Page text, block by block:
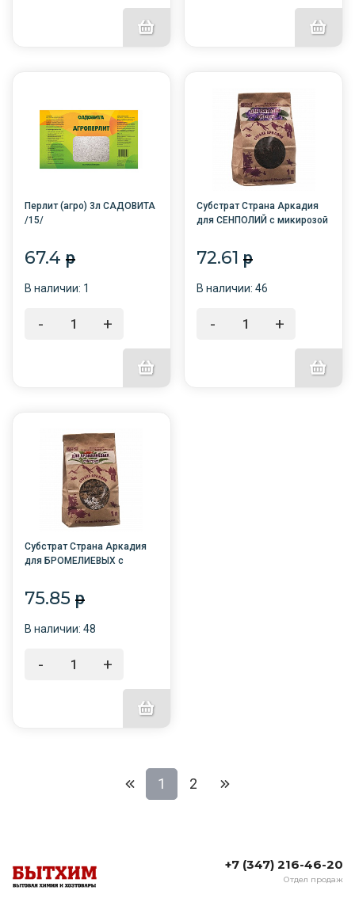
Перлит (агро) 3л САДОВИТА
/15/
67.4 p
В наличии: 1
- +
Субстрат Страна Аркадия
для СЕНПОЛИЙ с микирозой
72.61p
В наличии: 46
- +
Субстрат Страна Аркадия
для БРОМЕЛИЕВЫХ с
Башинком
75.85 p
В наличии: 48
- +
1 2
+7 (347) 216-46-20
Отдел продаж